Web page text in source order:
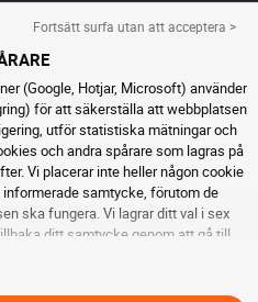
Fortsätt surfa utan att acceptera >
(Google, Hotjar, Microsoft) använder
för att säkerställa att webbplatsen
utför statistiska mätningar och
och andra spårare som lagras på
Vi placerar inte heller någon cookie
samtycke, förutom de
ska fungera. Vi lagrar ditt val i sex
ditt samtycke genom att gå till
Vägran hindrar inte tillgång till
hänvisar vi tillsidan för